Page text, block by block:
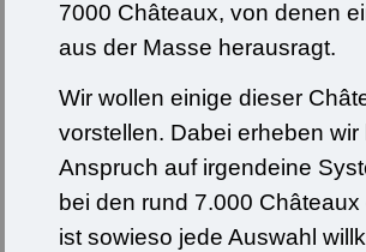
7000 Châteaux, von denen
aus der Masse herausragt.
Wir wollen einige dieser
vorstellen. Dabei erheben wir
Anspruch auf irgendeine
bei den rund 7.000
ist sowieso jede Auswahl